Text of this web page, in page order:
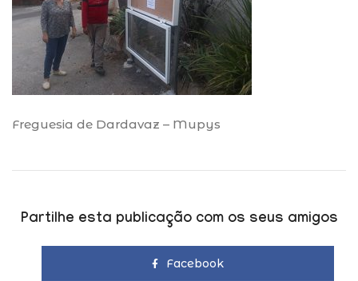
Freguesia de Dardavaz – Mupys
Partilhe esta publicação com os seus amigos
Facebook